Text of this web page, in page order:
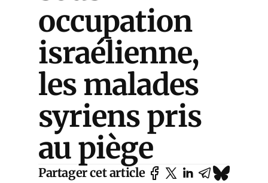
occupation
israélienne,
les malades
syriens pris
au piège
Partager cet article